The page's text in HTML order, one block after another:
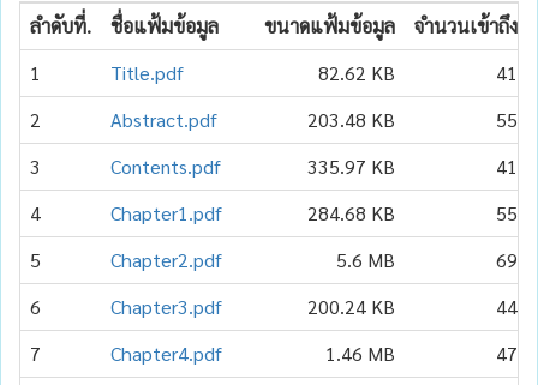
ลำดับที่. ชื่อแฟ้มข้อมูล ขนาดแฟ้มข้อมูล จำนวนเข้าถึง
1
Title.pdf 82.62 KB 41
2
Abstract.pdf 203.48 KB 55
3
Contents.pdf 335.97 KB 41
4
Chapter1.pdf 284.68 KB 55
5
Chapter2.pdf 5.6 MB 69
6
Chapter3.pdf 200.24 KB 44
7
Chapter4.pdf 1.46 MB 47